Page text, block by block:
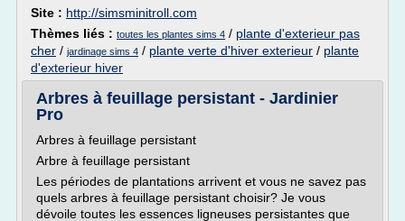
Site : http://simsminitroll.com
Thèmes liés : toutes les plantes sims 4 / plante d'exterieur pas
cher / jardinage sims 4 / plante verte d'hiver exterieur / plante
d'exterieur hiver
Arbres à feuillage persistant - Jardinier
Pro
Arbres à feuillage persistant
Arbre à feuillage persistant
Les périodes de plantations arrivent et vous ne savez pas
quels arbres à feuillage persistant choisir? Je vous
dévoile toutes les essences ligneuses persistantes que